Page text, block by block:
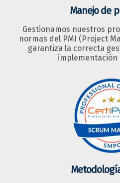
Manejo de
Gestionamos nuestros
normas del PMI (Project
garantiza la correcta
implementación